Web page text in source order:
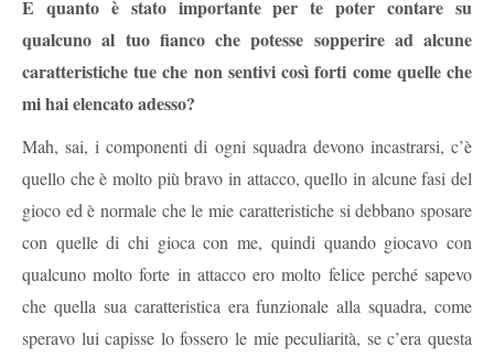
E quanto è stato importante per te poter contare su
qualcuno al tuo fianco che potesse sopperire ad alcune
caratteristiche tue che non sentivi così forti come quelle che
mi hai elencato adesso?
Mah, sai, i componenti di ogni squadra devono incastrarsi, c’è
quello che è molto più bravo in attacco, quello in alcune fasi del
gioco ed è normale che le mie caratteristiche si debbano sposare
con quelle di chi gioca con me, quindi quando giocavo con
qualcuno molto forte in attacco ero molto felice perché sapevo
che quella sua caratteristica era funzionale alla squadra, come
speravo lui capisse lo fossero le mie peculiarità, se c’era questa